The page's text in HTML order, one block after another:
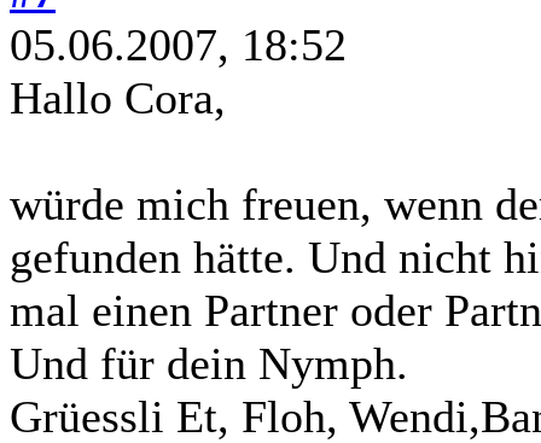
05.06.2007, 18:52
Hallo Cora,
würde mich freuen, wenn
gefunden hätte. Und nicht
mal einen Partner oder
Und für dein Nymph.
Grüessli Et, Floh,